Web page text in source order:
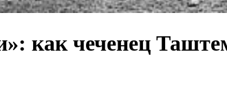
как чеченец